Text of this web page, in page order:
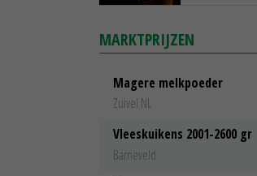
MARKTPRIJZEN
Magere melkpoeder
Zuivel NL
Vleeskuikens 2001-2600 gr
Barneveld